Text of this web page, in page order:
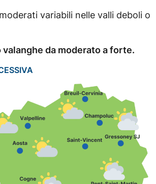
variabili nelle valli deboli o
da moderato a forte.